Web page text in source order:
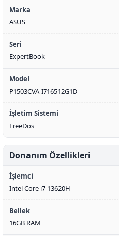
Marka
ASUS
Seri
ExpertBook
Model
P1503CVA-I716512G1D
İşletim Sistemi
FreeDos
Donanım Özellikleri
İşlemci
Intel Core i7-13620H
Bellek
16GB RAM